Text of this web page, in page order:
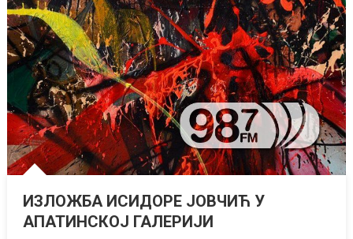
ИЗЛОЖБА ИСИДОРЕ ЈОВЧИЋ У
АПАТИНСКОЈ ГАЛЕРИЈИ